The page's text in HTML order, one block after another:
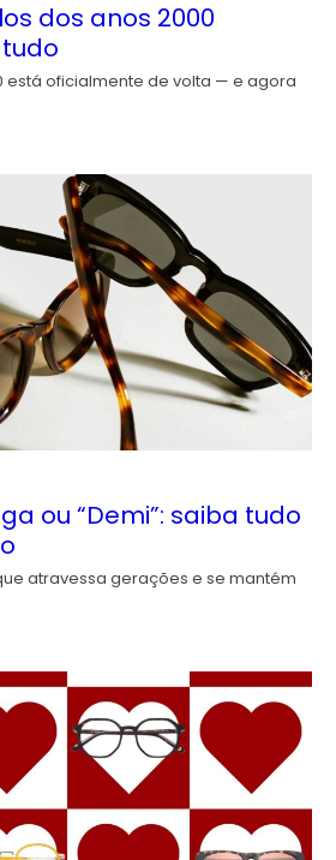
dos anos 2000
está oficialmente de volta — e agora
ou “Demi”: saiba tudo
atravessa gerações e se mantém